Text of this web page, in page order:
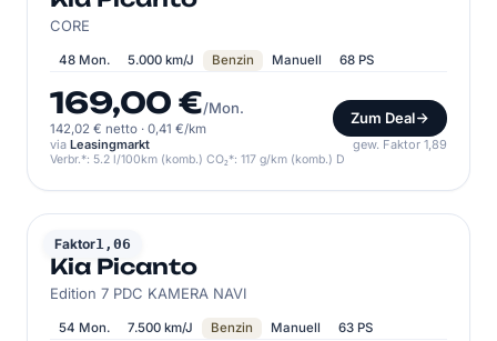
CORE
48 Mon. 5.000 km/J Benzin Manuell 68 PS
169,00 €/Mon.
142,02 € netto · 0,41 €/km
Zum Deal
via Leasingmarkt gew. Faktor 1,89
Verbr.*: 5.2 l/100km (komb.) CO₂*: 117 g/km (komb.) D
Faktor1,06
KIA
Kia Picanto
Edition 7 PDC KAMERA NAVI
54 Mon. 7.500 km/J Benzin Manuell 63 PS